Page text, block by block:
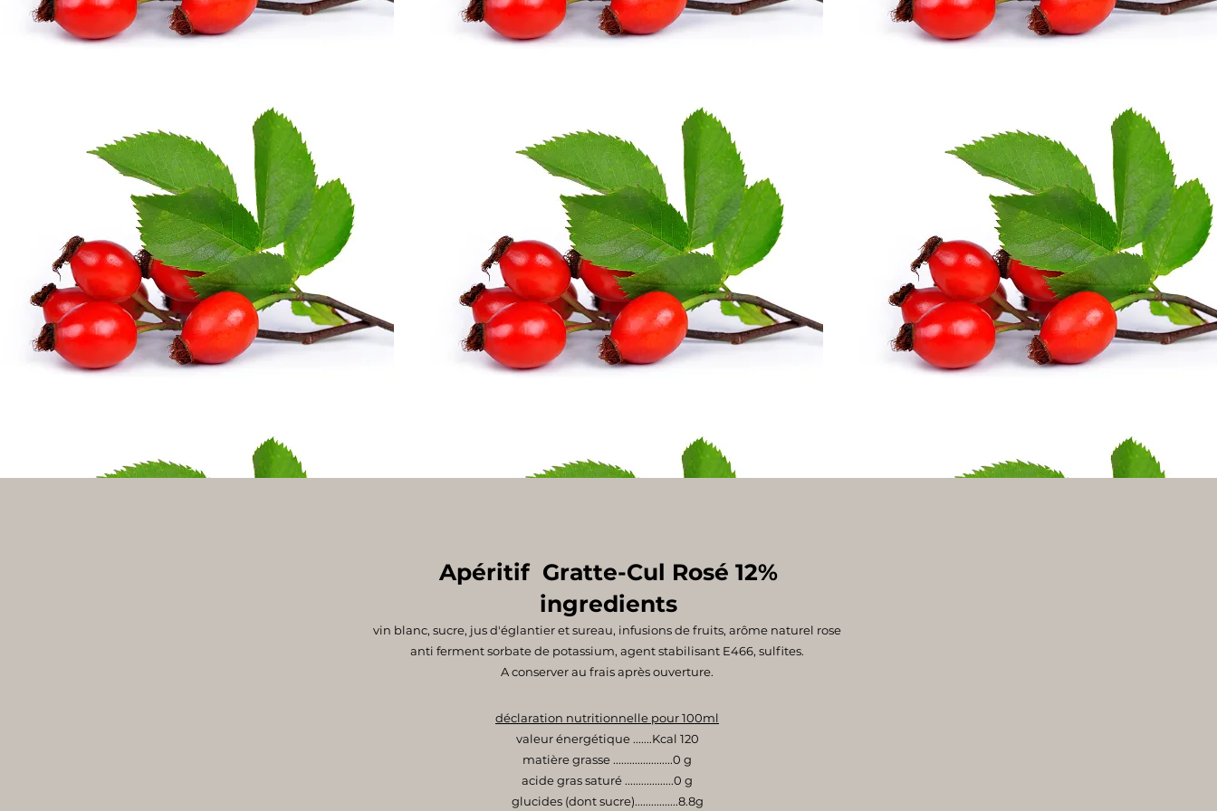
Apéritif Gratte-Cul Rosé 12%
ingredients
vin blanc, sucre, jus d'églantier et sureau, infusions de fruits, arôme naturel rose
anti ferment sorbate de potassium, agent stabilisant E466, sulfites.
A conserver au frais après ouverture.
déclaration nutritionnelle pour 100ml
valeur énergétique .......Kcal 120
matière grasse ......................0 g
acide gras saturé ..................0 g
glucides (dont sucre)................8.8g